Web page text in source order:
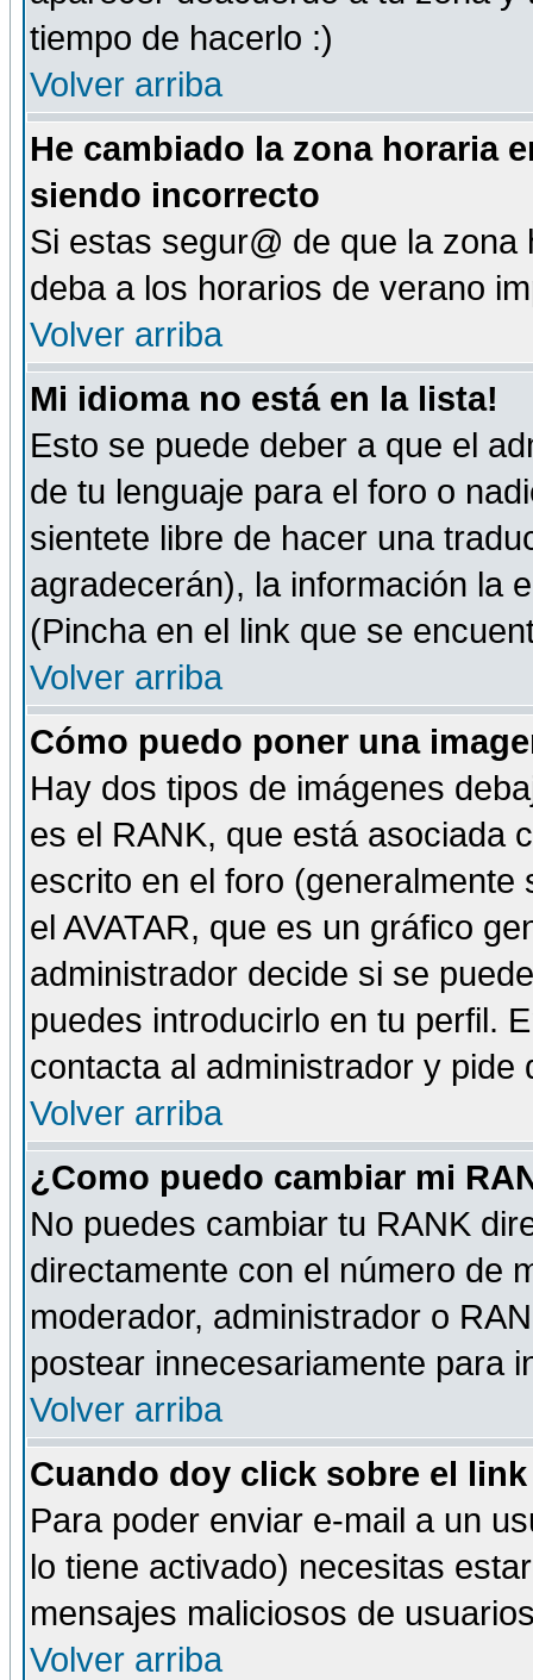
tiempo de hacerlo :)
Volver arriba
He cambiado la zona horaria
siendo incorrecto
Si estas segur@ de que la
deba a los horarios de verano
Volver arriba
Mi idioma no está en la lista!
Esto se puede deber a que el
de tu lenguaje para el foro o
sientete libre de hacer una
agradecerán), la información la
(Pincha en el link que se
Volver arriba
Cómo puedo poner una
Hay dos tipos de imágenes
es el RANK, que está asociada
escrito en el foro
el AVATAR, que es un gráfico
administrador decide si se
puedes introducirlo en tu perfil.
contacta al administrador y
Volver arriba
¿Como puedo cambiar mi
No puedes cambiar tu RANK
directamente con el número de
moderador, administrador o
postear innecesariamente para
Volver arriba
Cuando doy click sobre el
Para poder enviar e-mail a un
lo tiene activado) necesitas
mensajes maliciosos de
Volver arriba